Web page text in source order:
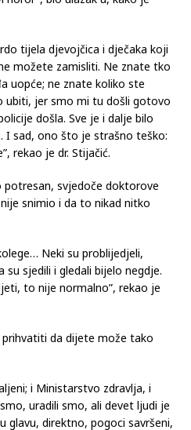
užas “koji ne može da se
bio ulazak u, kako je
tijela djevojčica i dječaka koji
možete zamisliti. Ne znate tko
uopće; ne znate koliko ste
jer smo mi tu došli gotovo
sad, ono što je strašno teško:
rekao je dr. Stijačić.
snimio i da to nikad nitko
Neki su problijedjeli,
to nije normalno”, rekao je
da dijete može tako